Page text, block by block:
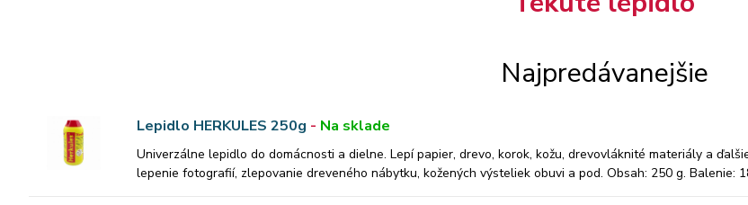
Najpredávanejšie
Lepidlo HERKULES 250g - Na sklade
Univerzálne lepidlo do domácnosti a dielne. Lepí papier, drevo, korok, kožu, drevovláknité materiály a
lepenie fotografií, zlepovanie dreveného nábytku, kožených výsteliek obuvi a pod. Obsah: 250 g. Balenie: